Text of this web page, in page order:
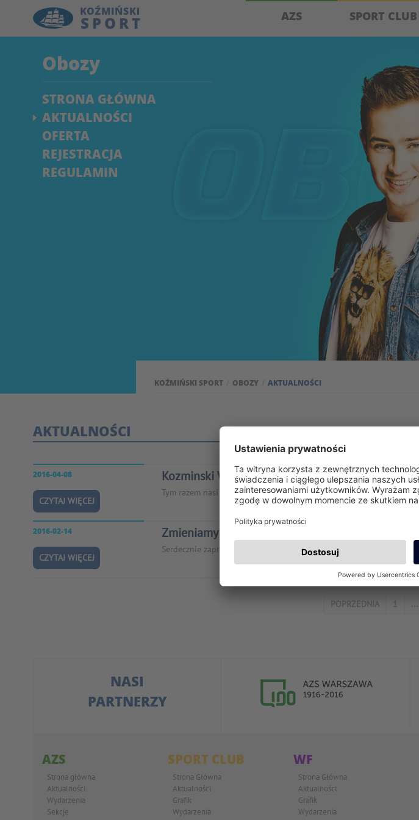
AZS SPORT CLUB
Obozy
STRONA GŁÓWNA
AKTUALNOŚCI
OFERTA
REJESTRACJA
REGULAMIN
KOŹMIŃSKI SPORT OBOZY AKTUALNOŚCI
AKTUALNOŚCI
2016-04-08 Kozminski Winter Camp po raz kolejny
Tym razem nasi studenci będą jeździć po białych stokach w Livigno.
CZYTAJ WIĘCEJ
2016-02-14 Zmieniamy się dla Was
Serdecznie zapraszamy na nowe strony serwisu Koźminski Sport.
CZYTAJ WIĘCEJ
POPRZEDNIA 1
NASI
PARTNERZY
AZS
Strona główna
Aktualności
Wydarzenia
Sekcje
SPORT CLUB
Strona Główna
Aktualności
Grafik
Wydarzenia
WF
Strona Główna
Aktualności
Grafik
Wydarzenia